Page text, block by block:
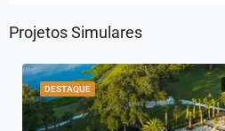
Projetos Simulares
DESTAQUE